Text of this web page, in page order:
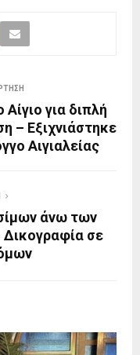
για διπλή
– Εξιχνιάστηκε
Αιγιαλείας
άνω των
Δικογραφία σε